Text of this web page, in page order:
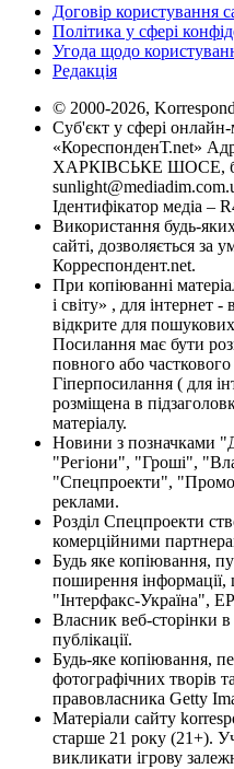
Договір користування
Політика у сфері
Угода щодо
Редакція
© 2000-2026,
Суб'єкт у сфері
«КореспонденТ.net»
ХАРКІВСЬКЕ ШОСЕ,
Ідентифікатор медіа –
Використання будь-
сайті, дозволяється за
Корреспондент.net.
При копіюванні
і світу» , для інтернет
відкрите для
Посилання має бути
повного або
Гіперпосилання ( для
розміщена в
матеріалу.
Новини з позначками
"Регіони", "Гроші",
"Спецпроекти",
реклами.
Розділ Спецпроекти
комерційними
Будь яке копіювання,
поширення інформації,
"Інтерфакс-Україна",
Власник веб-сторінки
публікації.
Будь-яке копіювання,
фотографічних творів
правовласника Getty
Матеріали сайту
старше 21 року (21+).
викликати ігрову